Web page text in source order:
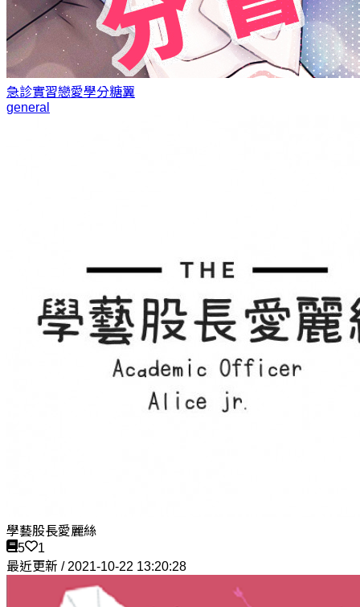
急診實習戀愛學分糖翼
general
學藝股長愛麗絲
5
1
最近更新 / 2021-10-22 13:20:28